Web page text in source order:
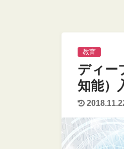
教育
ディー
知能）